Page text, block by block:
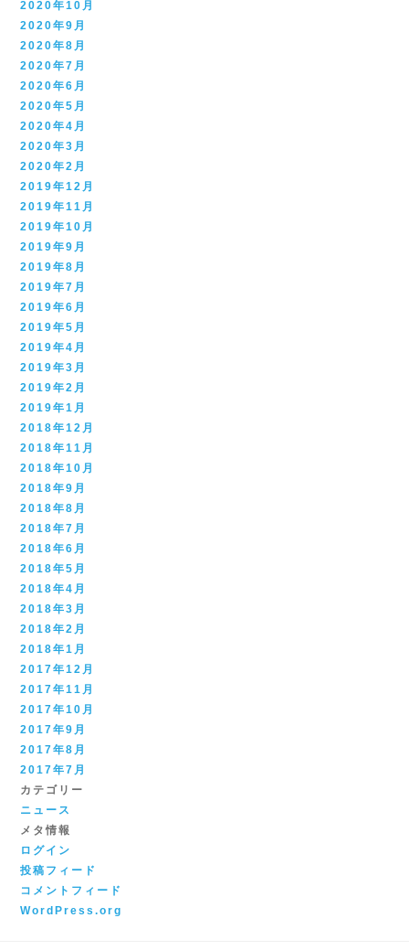
2020年10月
2020年9月
2020年8月
2020年7月
2020年6月
2020年5月
2020年4月
2020年3月
2020年2月
2019年12月
2019年11月
2019年10月
2019年9月
2019年8月
2019年7月
2019年6月
2019年5月
2019年4月
2019年3月
2019年2月
2019年1月
2018年12月
2018年11月
2018年10月
2018年9月
2018年8月
2018年7月
2018年6月
2018年5月
2018年4月
2018年3月
2018年2月
2018年1月
2017年12月
2017年11月
2017年10月
2017年9月
2017年8月
2017年7月
カテゴリー
ニュース
メタ情報
ログイン
投稿フィード
コメントフィード
WordPress.org